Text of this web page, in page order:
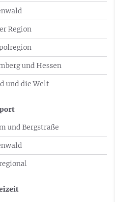
Region
und Hessen
und die Welt
und Bergstraße